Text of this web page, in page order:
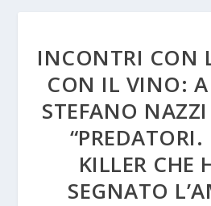
INCONTRI CON
CON IL VINO:
STEFANO
“PREDATORI.
KILLER CHE
SEGNATO